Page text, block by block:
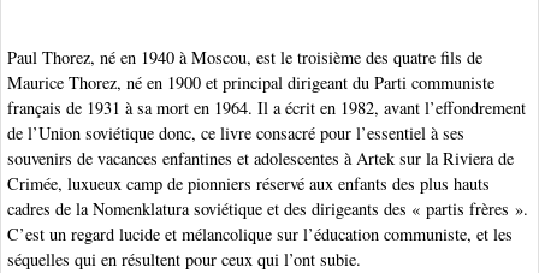
Paul Thorez, né en 1940 à Moscou, est le troisième des quatre fils de
Maurice Thorez, né en 1900 et principal dirigeant du Parti communiste
français de 1931 à sa mort en 1964. Il a écrit en 1982, avant l’effondrement
de l’Union soviétique donc, ce livre consacré pour l’essentiel à ses
souvenirs de vacances enfantines et adolescentes à Artek sur la Riviera de
Crimée, luxueux camp de pionniers réservé aux enfants des plus hauts
cadres de la Nomenklatura soviétique et des dirigeants des « partis frères ».
C’est un regard lucide et mélancolique sur l’éducation communiste, et les
séquelles qui en résultent pour ceux qui l’ont subie.